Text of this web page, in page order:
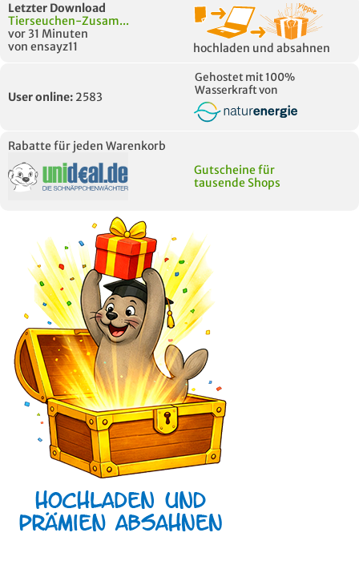
Letzter Download
Tierseuchen-Zusam...
vor 31 Minuten
von ensayz11
hochladen und absahnen
User online: 2583
Gehostet mit 100%
Wasserkraft von
Rabatte für jeden Warenkorb
Gutscheine für
tausende Shops